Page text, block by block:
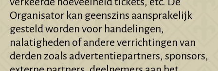
Organisator kan geenszins aansprakelijk
gesteld worden voor handelingen,
nalatigheden of andere verrichtingen van
derden zoals advertentiepartners, sponsors,